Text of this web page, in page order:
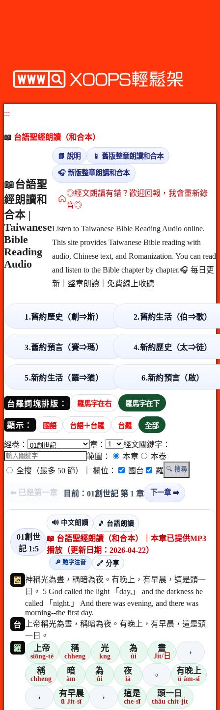
:::
📖 台語聖經朗讀（和合本）
📖台語聖
經朗讀和
合本 |
Taiwanese
Bible
Reading
Audio
📘 說明 📱 舊版整章朗讀和合本
🎧 新版整章朗讀和合本
◎經文朗讀有錯？歡迎回報，我會重新錄
音◎
Listen to Taiwanese Bible Reading Audio online.
This site provides Taiwanese Bible reading with
audio, Chinese text, and Romanization. You can read
and listen to the Bible chapter by chapter.🎧 每日更
新｜整章朗讀｜免費線上收聽
1.舊約歷史（創⇒斯） 2.舊約生活（伯⇒歌）
3.舊約預言（賽⇒瑪） 4.新約歷史（太⇒徒）
5.新約生活（羅⇒猶） 6.新約預言（啟）
台羅詞塊排版： 羅馬字在右 羅馬字在下
顯示： 國語 台語＋台羅 台羅 全部
經卷： 章：
經文關鍵字：
範圍：
本章
本卷
全搜（最多 50 節）
｜ 欄位： 國台 羅 🔍 搜尋
⬅️ 已是第一章 目前：01創世記 第 1 章 下一章 ➡️
01創世
記 1:5
🔊 中文朗讀 🎵 台語朗讀
📖 台語聖經朗讀（和合本）｜本章已提供MP3
播放（更新日期：2026-04-22）
🔎 難字注音
🔗 分享
國 神稱光為晝，稱暗為夜。有晚上，有早晨，這是頭一
日。 5 God called the light 「day,」 and the darkness he
called 「night.」 And there was evening, and there was
morning--the first day.
台
上帝稱光為晝，稱暗為夜。有晚上，有早晨，這是頭
一日。
羅
上帝
siōng-tè
稱
chheng
光
kng
為
ûi
晝
Ji̍t/日 ，
稱
chheng
暗
àm
為
ûi
夜
iā 。 有晚上
ū àm-sî
， 有早晨
ū Ji̍t-sî ， 這是
che-sī
頭一日
thâu chi̍t-ji̍t